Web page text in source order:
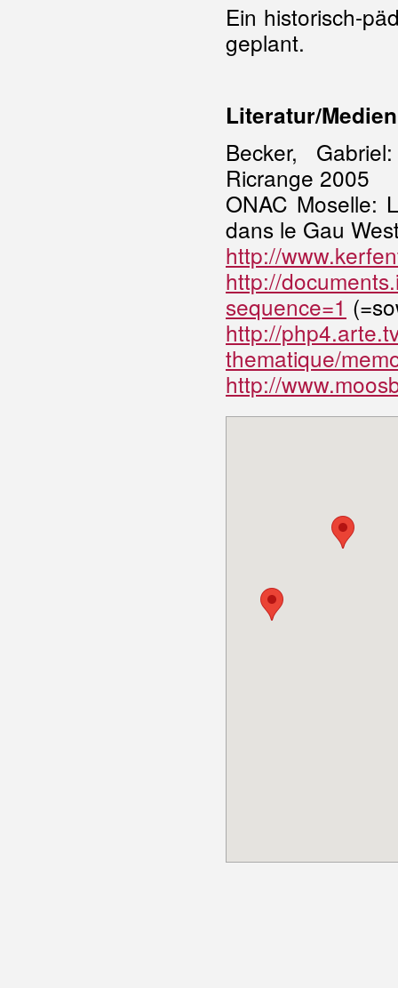
Ein historisch-
geplant.
Literatur/Medien
Becker,
Ricrange 2005
ONAC Moselle:
dans le Gau
http://
http://
sequence=1
http://
thematique/
http://